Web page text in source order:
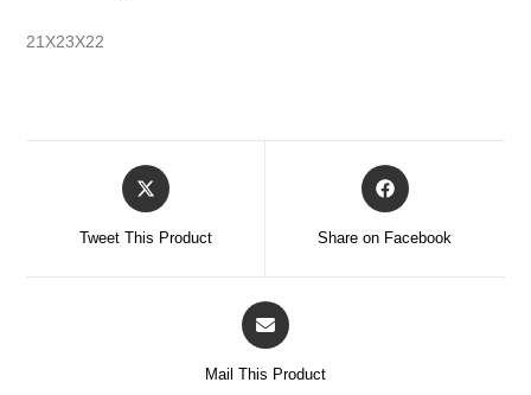
21X23X22
Tweet This Product Share on Facebook
Mail This Product